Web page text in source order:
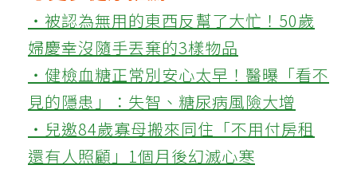
‧被認為無用的東西反幫了大忙！50歲
婦慶幸沒隨手丟棄的3樣物品
‧健檢血糖正常別安心太早！醫曝「看不
見的隱患」：失智、糖尿病風險大增
‧兒邀84歲寡母搬來同住「不用付房租
還有人照顧」1個月後幻滅心寒